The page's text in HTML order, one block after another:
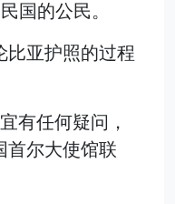
国的公民。
比亚护照的过程
有任何疑问，
首尔大使馆联